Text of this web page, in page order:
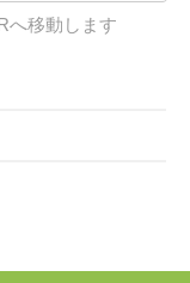
へ移動します